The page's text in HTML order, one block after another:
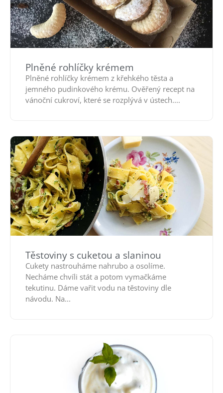
Plněné rohlíčky krémem
Plněné rohlíčky krémem z křehkého těsta a
jemného pudinkového krému. Ověřený recept na
vánoční cukroví, které se rozplývá v ústech....
Těstoviny s cuketou a slaninou
Cukety nastrouháme nahrubo a osolíme.
Necháme chvíli stát a potom vymačkáme
tekutinu. Dáme vařit vodu na těstoviny dle
návodu. Na...